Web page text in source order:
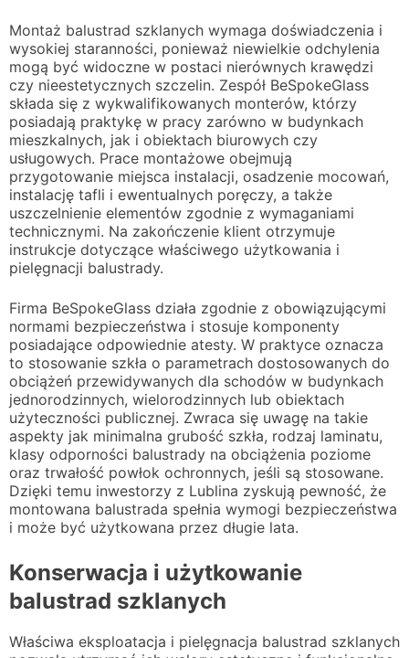
Montaż balustrad szklanych wymaga doświadczenia i
wysokiej staranności, ponieważ niewielkie odchylenia
mogą być widoczne w postaci nierównych krawędzi
czy nieestetycznych szczelin. Zespół BeSpokeGlass
składa się z wykwalifikowanych monterów, którzy
posiadają praktykę w pracy zarówno w budynkach
mieszkalnych, jak i obiektach biurowych czy
usługowych. Prace montażowe obejmują
przygotowanie miejsca instalacji, osadzenie mocowań,
instalację tafli i ewentualnych poręczy, a także
uszczelnienie elementów zgodnie z wymaganiami
technicznymi. Na zakończenie klient otrzymuje
instrukcje dotyczące właściwego użytkowania i
pielęgnacji balustrady.
Firma BeSpokeGlass działa zgodnie z obowiązującymi
normami bezpieczeństwa i stosuje komponenty
posiadające odpowiednie atesty. W praktyce oznacza
to stosowanie szkła o parametrach dostosowanych do
obciążeń przewidywanych dla schodów w budynkach
jednorodzinnych, wielorodzinnych lub obiektach
użyteczności publicznej. Zwraca się uwagę na takie
aspekty jak minimalna grubość szkła, rodzaj laminatu,
klasy odporności balustrady na obciążenia poziome
oraz trwałość powłok ochronnych, jeśli są stosowane.
Dzięki temu inwestorzy z Lublina zyskują pewność, że
montowana balustrada spełnia wymogi bezpieczeństwa
i może być użytkowana przez długie lata.
Konserwacja i użytkowanie
balustrad szklanych
Właściwa eksploatacja i pielęgnacja balustrad szklanych